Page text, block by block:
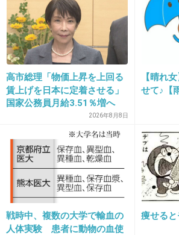
韓国ってこんなのばっかりだよ
8. 匿名 2013/12/03(火) 11:46:39
ほんと韓国、、、汚い
+547
9. 匿名2013/12/03(火) 11:46:48
韓国女は
売女なのか
高市総理「物価上昇を上回る
賃上げを日本に定着させる」
国家公務員月給3.51％増へ
2026年8月8日
【晴れ
せて♪【
戦時中、複数の大学で輸血の
人体実験 患者に動物の血使
痩せると